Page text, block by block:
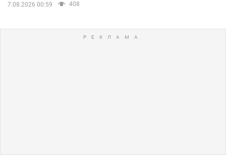
7.08.2026 00:59 408